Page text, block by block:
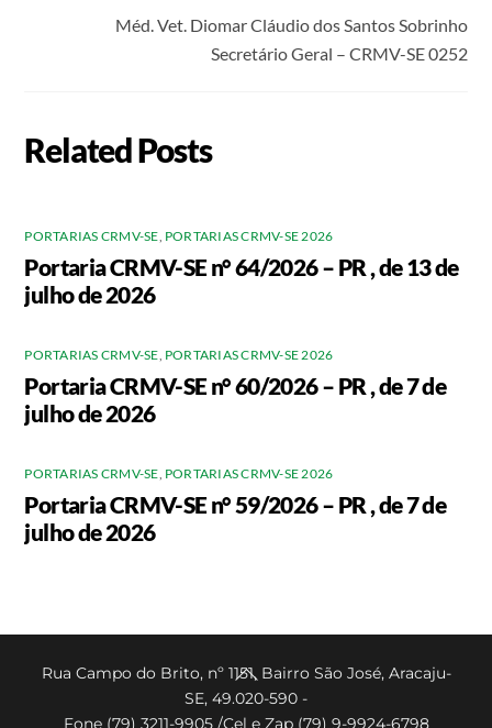
Méd. Vet. Diomar Cláudio dos Santos Sobrinho
Secretário Geral – CRMV-SE 0252
Related Posts
PORTARIAS CRMV-SE PORTARIAS CRMV-SE 2026
Portaria CRMV-SE n° 64/2026 – PR , de 13 de
julho de 2026
PORTARIAS CRMV-SE PORTARIAS CRMV-SE 2026
Portaria CRMV-SE n° 60/2026 – PR , de 7 de
julho de 2026
PORTARIAS CRMV-SE PORTARIAS CRMV-SE 2026
Portaria CRMV-SE n° 59/2026 – PR , de 7 de
julho de 2026
Back
To
Rua Campo do Brito, nº 1151, Bairro São José, Aracaju-
SE, 49.020-590 -
Fone (79) 3211-9905 /Cel e Zap (79) 9-9924-6798